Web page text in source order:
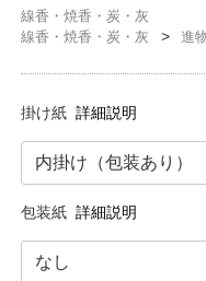
線香・焼香・炭・灰
線香・焼香・炭・灰
進
掛け紙 詳細説明
包装紙 詳細説明